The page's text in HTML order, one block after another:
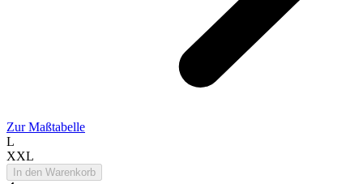
Zur Maßtabelle
L
XXL
In den Warenkorb